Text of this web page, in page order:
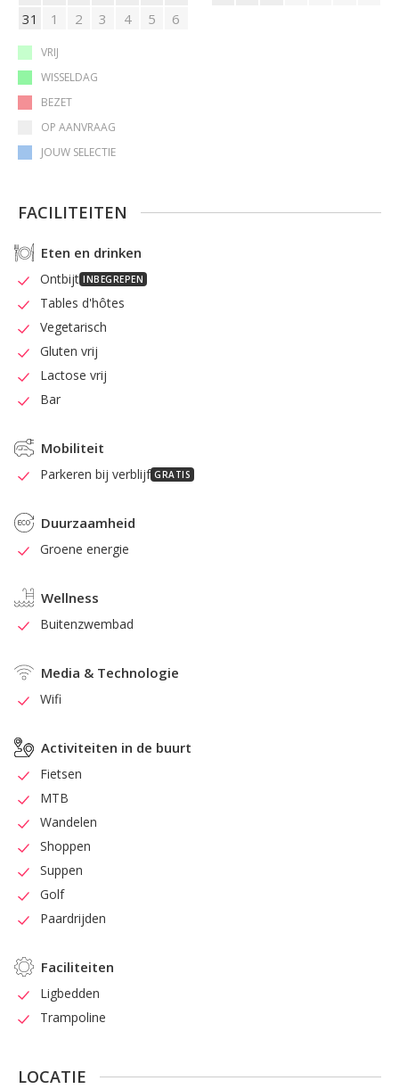
geheel af te huren met groepen, gezinnen of gezelschappen.
31
1 2 3 4 5 6
VRIJ
WISSELDAG
BEZET
OP AANVRAAG
JOUW SELECTIE
FACILITEITEN
Eten en drinken
Ontbijt INBEGREPEN
Tables d'hôtes
Vegetarisch
Gluten vrij
Lactose vrij
Bar
Mobiliteit
Parkeren bij verblijf GRATIS
Duurzaamheid
Groene energie
Wellness
Buitenzwembad
Media & Technologie
Wifi
Activiteiten in de buurt
Fietsen
MTB
Wandelen
Shoppen
Suppen
Golf
Paardrijden
Faciliteiten
Ligbedden
Trampoline
LOCATIE